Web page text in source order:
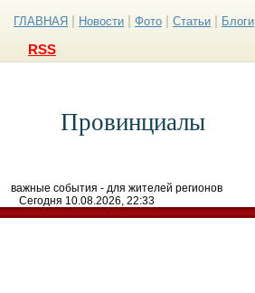
ГЛАВНАЯ Новости Фото Статьи Блоги
RSS
Провинциалы
важные события - для жителей регионов
Сегодня 10.08.2026, 22:33